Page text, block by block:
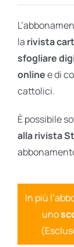
Ares Gold
Ares
Ares Gift
la rivista
sfogliare
onlinee di
cattolici.
È possibile
alla rivista
In più
uno